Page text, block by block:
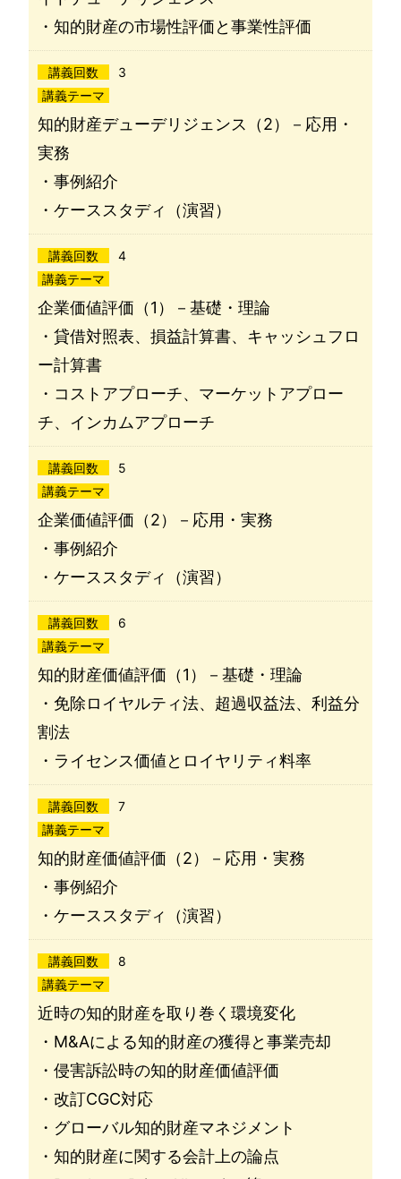
・知的財産の市場性評価と事業性評価
講義回数
3
講義テーマ
知的財産デューデリジェンス（2）－応用・
実務
・事例紹介
・ケーススタディ（演習）
講義回数
4
講義テーマ
企業価値評価（1）－基礎・理論
・貸借対照表、損益計算書、キャッシュフロ
ー計算書
・コストアプローチ、マーケットアプロー
チ、インカムアプローチ
講義回数
5
講義テーマ
企業価値評価（2）－応用・実務
・事例紹介
・ケーススタディ（演習）
講義回数
6
講義テーマ
知的財産価値評価（1）－基礎・理論
・免除ロイヤルティ法、超過収益法、利益分
割法
・ライセンス価値とロイヤリティ料率
講義回数
7
講義テーマ
知的財産価値評価（2）－応用・実務
・事例紹介
・ケーススタディ（演習）
講義回数
8
講義テーマ
近時の知的財産を取り巻く環境変化
・M&Aによる知的財産の獲得と事業売却
・侵害訴訟時の知的財産価値評価
・改訂CGC対応
・グローバル知的財産マネジメント
・知的財産に関する会計上の論点